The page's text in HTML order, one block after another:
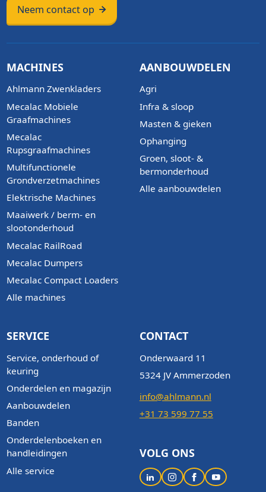
Neem contact op
MACHINES
Ahlmann Zwenkladers
Mecalac Mobiele
Graafmachines
Mecalac
Rupsgraafmachines
Multifunctionele
Grondverzetmachines
Elektrische Machines
Maaiwerk / berm- en
slootonderhoud
Mecalac RailRoad
Mecalac Dumpers
Mecalac Compact Loaders
Alle machines
AANBOUWDELEN
Agri
Infra & sloop
Masten & gieken
Ophanging
Groen, sloot- &
bermonderhoud
Alle aanbouwdelen
SERVICE
Service, onderhoud of
keuring
Onderdelen en magazijn
Aanbouwdelen
Banden
Onderdelenboeken en
handleidingen
Alle service
CONTACT
Onderwaard 11
5324 JV Ammerzoden
info@ahlmann.nl
+31 73 599 77 55
VOLG ONS